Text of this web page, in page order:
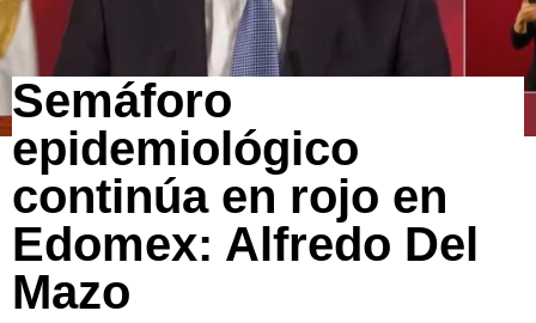
Semáforo
epidemiológico
continúa en rojo en
Edomex: Alfredo Del
Mazo